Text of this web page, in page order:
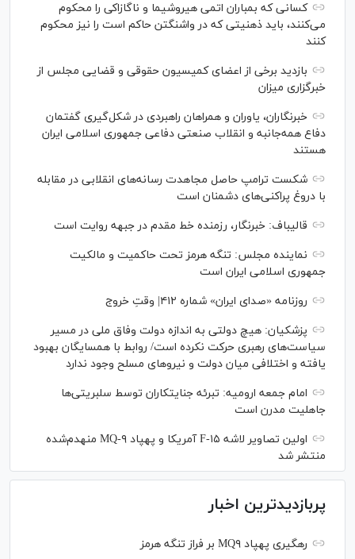
کسانی که بمباران اتمی هیروشیما و ناگازاکی را محکوم
می‌کنند، باید ذهنیتی که در واشنگتن حاکم است را نیز محکوم
کنند
بازدید برخی از اعضای کمیسیون حقوقی و قضایی مجلس از
خبرگزاری میزان
خبرنگاران، یاوران و همراهان راهبردی در شکل‌گیری گفتمان
دفاع همه‌جانبه و انقلاب صنعتی دفاعی جمهوری اسلامی ایران
هستند
شکست ترامپ حاصل مجاهدت رسانه‌های انقلابی در مقابله
با دروغ پراکنی‌های دشمنان است
قالیباف: خبرنگار، رزمنده خط مقدم در جبهه روایت است
نماینده مجلس: تنگه هرمز تحت حاکمیت و مالکیت
جمهوری اسلامی ایران است
روزنامه «صدای ایران» شماره ۴۱۲| وقتِ خروج
پزشکیان: هیچ دولتی به اندازه دولت وفاق ملی در مسیر
سیاست‌های رهبری حرکت نکرده است/ روابط با همسایگان بهبود
یافته و اختلافی میان دولت و نیروهای مسلح وجود ندارد
امام جمعه ارومیه: تبرئه جنایتکاران توسط سلبریتی‌ها
جاهلیت مدرن است
اولین تصاویر لاشه F-۱۵ آمریکا و پهپاد MQ-۹ منهدم‌شده
منتشر شد
پربازدیدترین اخبار
رهگیری پهپاد MQ۹ بر فراز تنگه هرمز